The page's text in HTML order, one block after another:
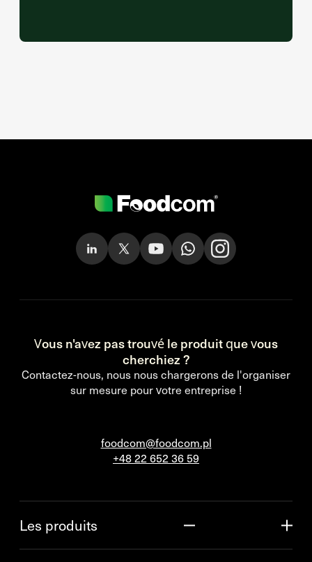
Vous n'avez pas trouvé le produit que vous
cherchiez ?
Contactez-nous, nous nous chargerons de l'organiser
sur mesure pour votre entreprise !
foodcom@foodcom.pl
+48 22 652 36 59
Les produits